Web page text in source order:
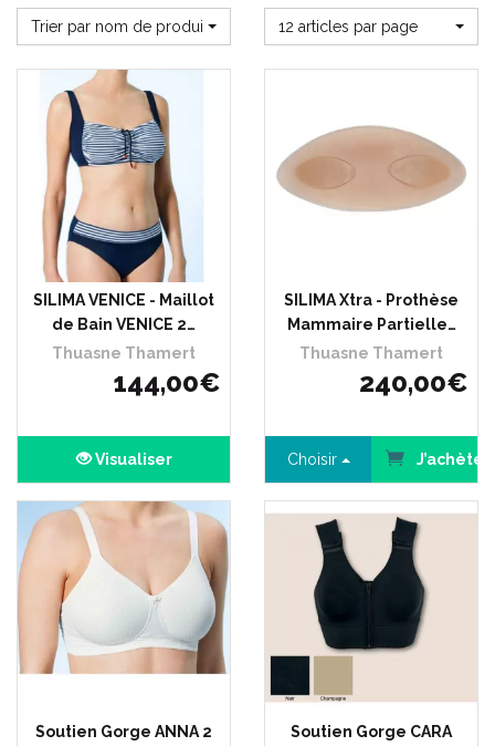
Trier par nom de produit 12 articles par page
SILIMA VENICE - Maillot
de Bain VENICE 2…
Thuasne Thamert
144,00€
Visualiser
SILIMA Xtra - Prothèse
Mammaire Partielle…
Thuasne Thamert
240,00€
Choisir J’achète
Soutien Gorge ANNA 2
Soutien Gorge CARA